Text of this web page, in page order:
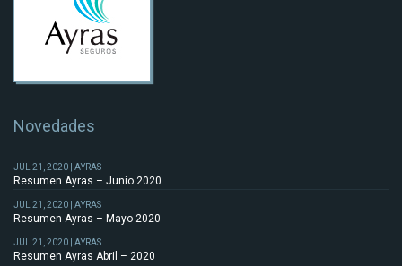
Novedades
JUL 21, 2020 | AYRAS
Resumen Ayras – Junio 2020
JUL 21, 2020 | AYRAS
Resumen Ayras – Mayo 2020
JUL 21, 2020 | AYRAS
Resumen Ayras Abril – 2020